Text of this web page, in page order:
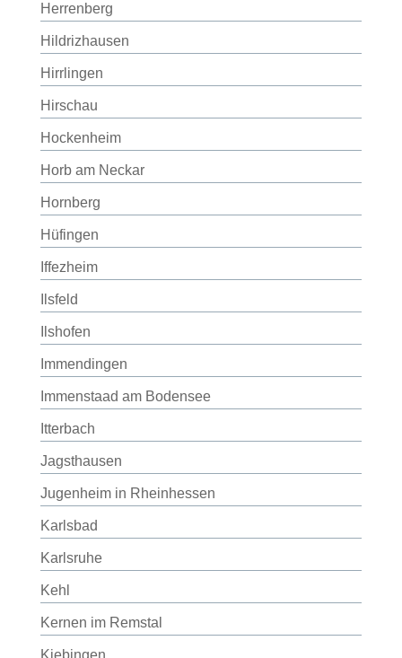
Herrenberg
Hildrizhausen
Hirrlingen
Hirschau
Hockenheim
Horb am Neckar
Hornberg
Hüfingen
Iffezheim
Ilsfeld
Ilshofen
Immendingen
Immenstaad am Bodensee
Itterbach
Jagsthausen
Jugenheim in Rheinhessen
Karlsbad
Karlsruhe
Kehl
Kernen im Remstal
Kiebingen